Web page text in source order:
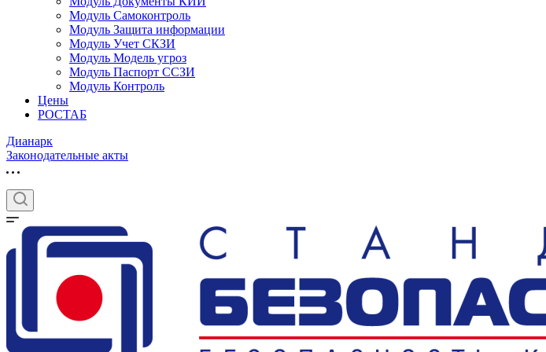
Модуль Самоконтроль
Модуль Защита информации
Модуль Учет СКЗИ
Модуль Модель угроз
Модуль Паспорт ССЗИ
Модуль Контроль
Цены
РОСТАБ
Дианарк
Законодательные акты